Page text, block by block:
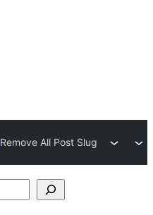
Remove All Post Slug